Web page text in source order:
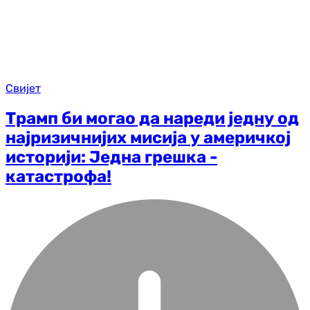
Свијет
Трамп би могао да нареди једну од
најризичнијих мисија у америчкој
историји: Једна грешка -
катастрофа!